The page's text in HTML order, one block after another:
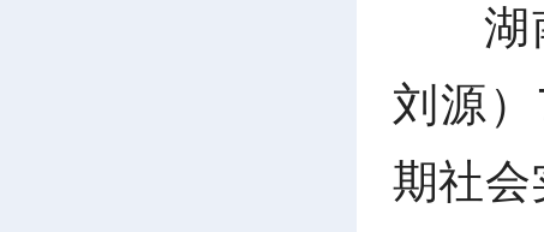
湖
刘源
期社会